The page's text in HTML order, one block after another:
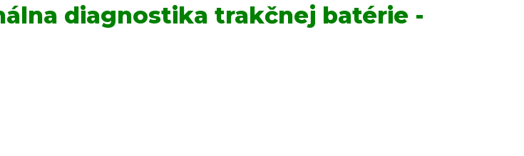
diagnostika trakčnej batérie -